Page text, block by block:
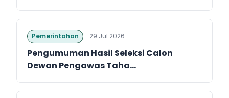
Pemerintahan 29 Jul 2026
Pengumuman Hasil Seleksi Calon
Dewan Pengawas Taha...